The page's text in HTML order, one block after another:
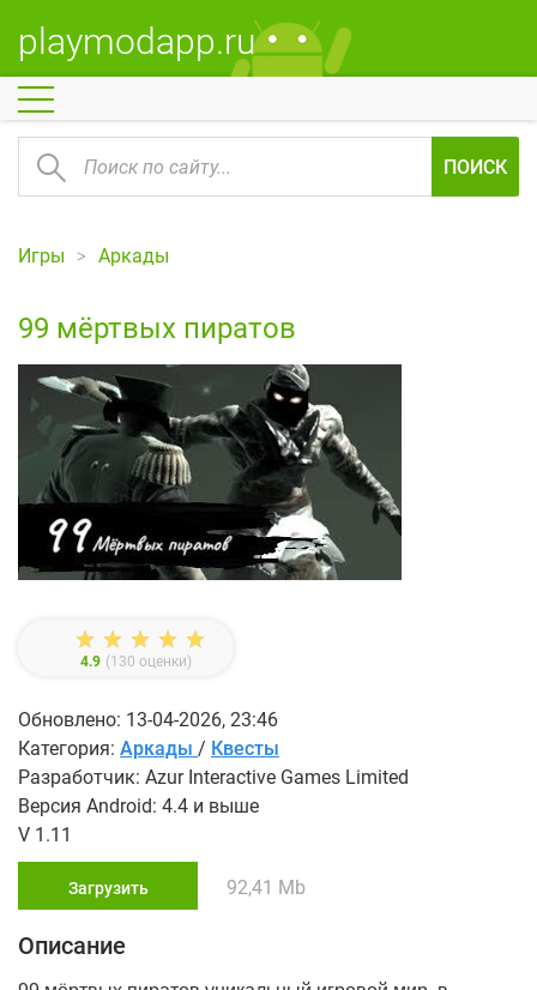
playmodapp.ru
ПОИСК
Игры Аркады
99 мёртвых пиратов
4.9 (130 оценки)
Обновлено: 13-04-2026, 23:46
Категория: Аркады / Квесты
Разработчик: Azur Interactive Games Limited
Версия Android: 4.4 и выше
V 1.11
Загрузить 92,41 Mb
Описание